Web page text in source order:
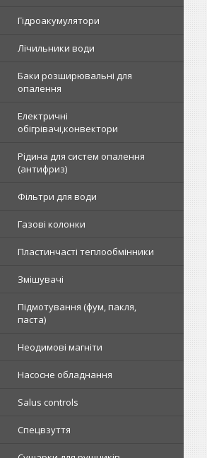
Гідроакумулятори
Лічильники води
Баки розширювальні для
опалення
Електричні
обігрівачі,конвектори
Рідина для систем опалення
(антифриз)
Фільтри для води
Газові колонки
Пластинчасті теплообмінники
Змішувачі
Підмотування (фум, пакля,
паста)
Неодимові магніти
Насосне обладнання
Salus controls
Спецвзуття